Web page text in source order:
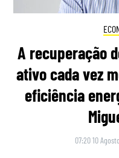
A recuperação
ativo cada vez
eficiência
07:20 10